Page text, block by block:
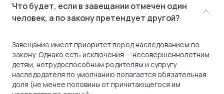
Что будет, если в завещании отмечен один
человек, а по закону претендует другой?
Завещание имеет приоритет перед наследованием по
закону. Однако есть исключения — несовершеннолетним
детям, нетрудоспособным родителям и супругу
наследодателя по умолчанию полагается обязательная
доля (не менее половины от причитающегося им